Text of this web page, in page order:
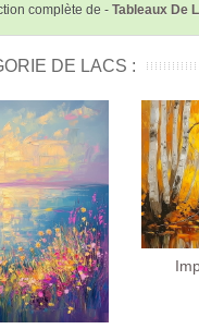
complète de - Tableaux De
DE LACS :